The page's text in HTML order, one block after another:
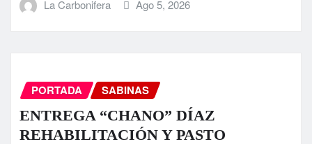
La Carbonifera Ago 5, 2026
PORTADA SABINAS
ENTREGA “CHANO” DÍAZ
REHABILITACIÓN Y PASTO